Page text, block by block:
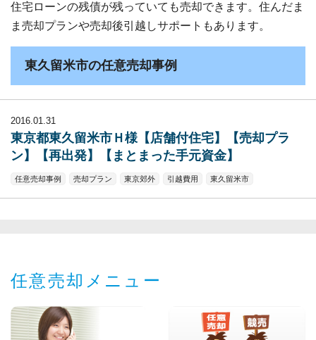
住宅ローンの残債が残っていても売却できます。住んだま
ま売却プランや売却後引越しサポートもあります。
東久留米市の任意売却事例
2016.01.31
東京都東久留米市Ｈ様【店舗付住宅】【売却プラ
ン】【再出発】【まとまった手元資金】
任意売却事例 売却プラン 東京郊外 引越費用 東久留米市
任意売却メニュー